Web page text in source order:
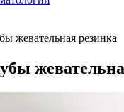
жевательная резинка